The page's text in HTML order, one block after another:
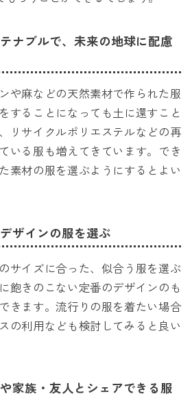
ナブルで、未来の地球に配慮
や麻などの天然素材で作られた服
することになっても土に還すこと
リサイクルポリエステルなどの再
いる服も増えてきています。でき
素材の服を選ぶようにするとよい
ザインの服を選ぶ
サイズに合った、似合う服を選ぶ
飽きのこない定番のデザインのも
きます。流行りの服を着たい場合
の利用なども検討してみると良い
家族・友人とシェアできる服